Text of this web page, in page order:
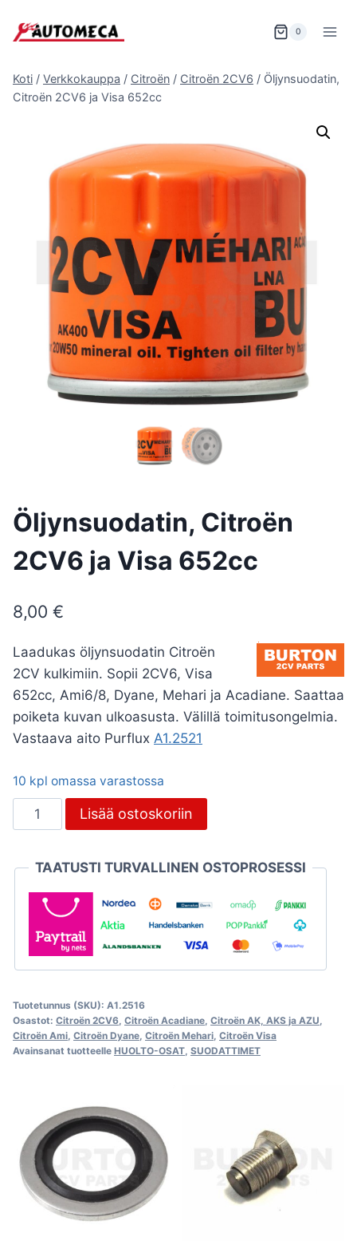
sisältöön
0
Koti / Verkkokauppa / Citroën / Citroën 2CV6 / Öljynsuodatin,
Citroën 2CV6 ja Visa 652cc
Öljynsuodatin, Citroën
2CV6 ja Visa 652cc
8,00 €
Laadukas öljynsuodatin Citroën
2CV kulkimiin. Sopii 2CV6, Visa
652cc, Ami6/8, Dyane, Mehari ja Acadiane. Saattaa
poiketa kuvan ulkoasusta. Välillä toimitusongelmia.
Vastaava aito Purflux A1.2521
10 kpl omassa varastossa
Öljynsuodatin,
Citroën
ja
Visa
652cc
määrä
Lisää ostoskoriin
TAATUSTI TURVALLINEN OSTOPROSESSI
Tuotetunnus (SKU): A1.2516
Osastot: Citroën 2CV6 Citroën Acadiane Citroën AK, AKS ja AZU
Citroën Ami Citroën Dyane Citroën Mehari Citroën Visa
Avainsanat tuotteelle HUOLTO-OSAT SUODATTIMET